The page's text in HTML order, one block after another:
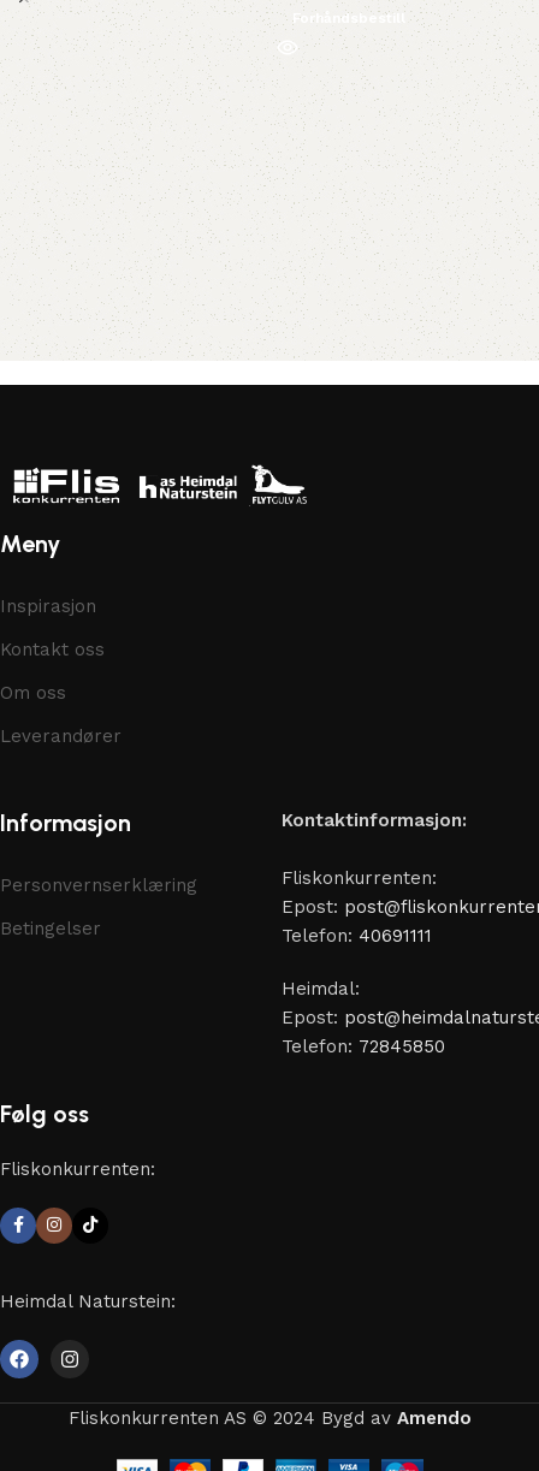
Forhåndsbestill
Meny
Inspirasjon
Kontakt oss
Om oss
Leverandører
Informasjon
Personvernserklæring
Betingelser
Kontaktinformasjon:
Fliskonkurrenten:
Epost:
Telefon: 40691111
Heimdal:
Epost:
Telefon: 72845850
Følg oss
Fliskonkurrenten:
Heimdal Naturstein:
Fliskonkurrenten AS © 2024 Bygd av Amendo